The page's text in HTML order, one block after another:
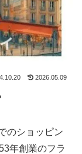
2026.05.09
のショッピン
年創業のフラ